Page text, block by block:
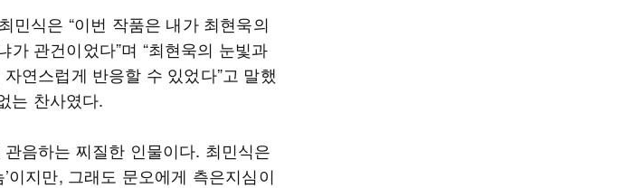
민식은 “이번 작품은 내가 최현욱의
관건이었다”며 “최현욱의 눈빛과
연스럽게 반응할 수 있었다”고 말했
는 찬사였다.
음하는 찌질한 인물이다. 최민식은
이지만, 그래도 문오에게 측은지심이